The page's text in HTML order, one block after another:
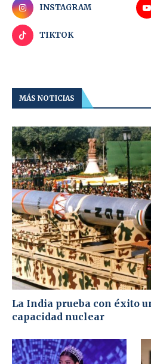
INSTAGRAM
TIKTOK
MÁS NOTICIAS
La India prueba con éxito
capacidad nuclear